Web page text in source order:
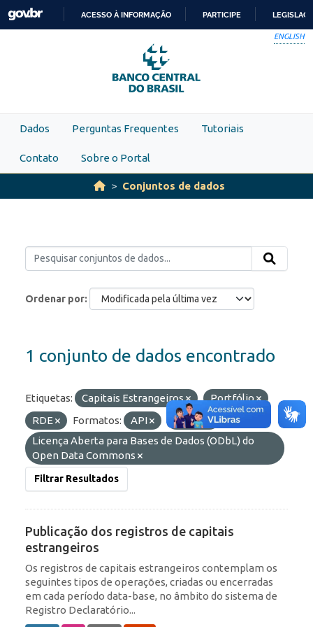
Skip to main content
PARA
O
CONTEÚDO
ACESSO À INFORMAÇÃO PARTICIPE
ENGLISH
Dados Perguntas Frequentes Tutoriais
Contato Sobre o Portal
Conjuntos de dados
Ordenar por
1 conjunto de dados encontrado
Etiquetas: Capitais Estrangeiros
Portfólio
RDE
Formatos: API OData
Licenças:
Licença Aberta para Bases de Dados (ODbL) do
Open Data Commons
Filtrar Resultados
Publicação dos registros de capitais
estrangeiros
Os registros de capitais estrangeiros contemplam os
seguintes tipos de operações, criadas ou encerradas
em cada período data-base, no âmbito do sistema de
Registro Declaratório...